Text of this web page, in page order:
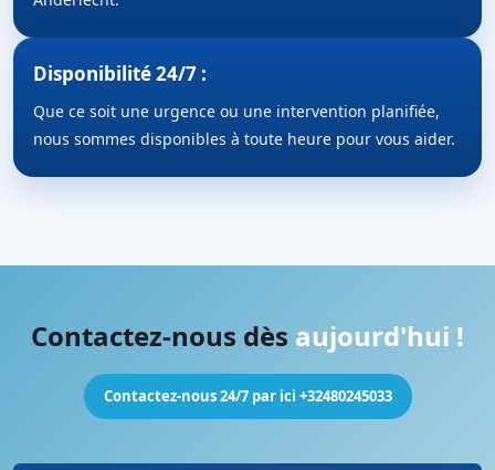
Disponibilité 24/7 :
Que ce soit une urgence ou une intervention planifiée,
nous sommes disponibles à toute heure pour vous aider.
Contactez-nous dès aujourd'hui !
Contactez-nous 24/7 par ici +32480245033